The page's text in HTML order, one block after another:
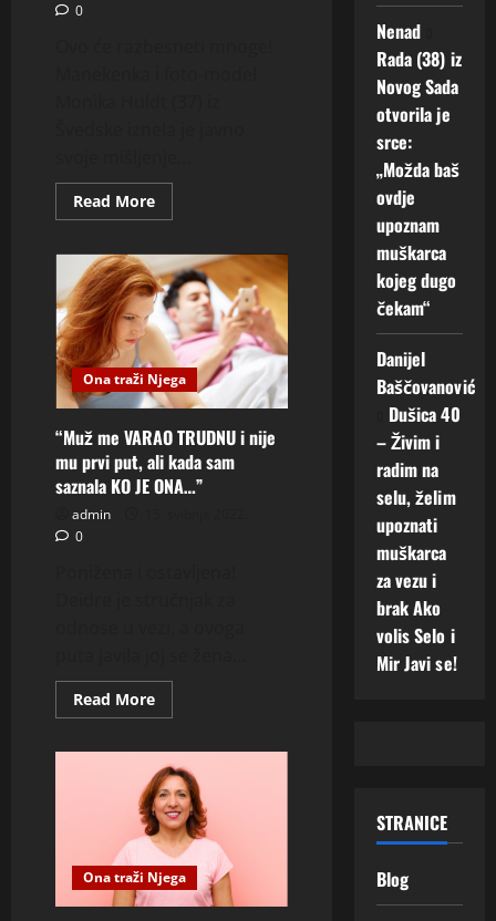
0
Read MoreRead
more
sam
za
praznik
POKLONILA
TROJKU
i
romantičnu
večeru,
žene
su
ovako
morate
da
POSTUPATE
U
Ona traži Njega
“Muž me VARAO TRUDNU i nije
mu prvi put, ali kada sam
saznala KO JE ONA…”
admin
0
Read MoreRead
more
me
VARAO
TRUDNU
i
nije
mu
prvi
put,
ali
Ona traži Njega
Nenad
Rada (38) iz
Novog Sada
otvorila je
srce:
„Možda baš
ovdje
upoznam
muškarca
kojeg dugo
čekam“
Danijel
Baščovanović
Dušica 40
– Živim i
radim na
selu, želim
upoznati
muškarca
za vezu i
brak Ako
volis Selo i
Mir Javi se!
STRANICE
Blog